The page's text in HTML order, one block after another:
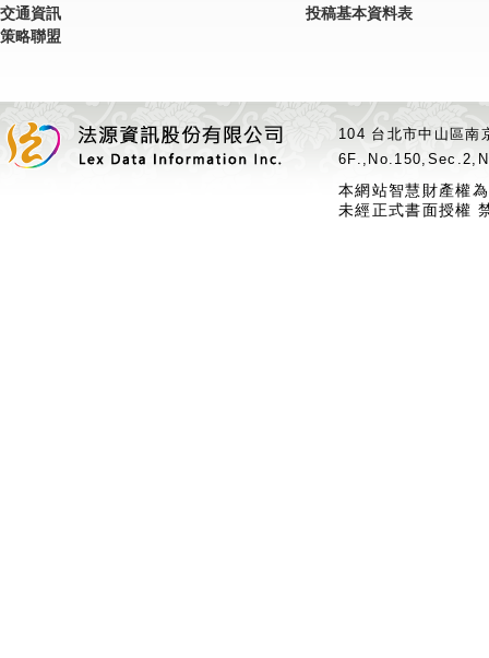
交通資訊
策略聯盟
投稿基本資料表
104 台北市中山區
本網站智慧財產權
未經正式書面授權